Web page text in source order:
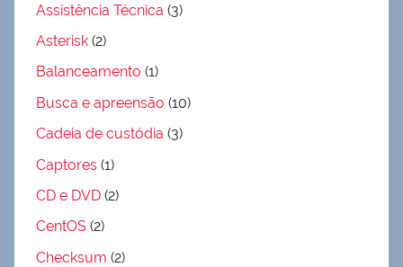
Assistência Técnica (3)
Asterisk (2)
Balanceamento (1)
Busca e apreensão (10)
Cadeia de custódia (3)
Captores (1)
CD e DVD (2)
CentOS (2)
Checksum (2)